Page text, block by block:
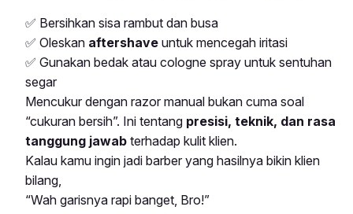
✅ Bersihkan sisa rambut dan busa
✅ Oleskan aftershave untuk mencegah iritasi
✅ Gunakan bedak atau cologne spray untuk sentuhan
segar
Mencukur dengan razor manual bukan cuma soal
“cukuran bersih”. Ini tentang presisi, teknik, dan rasa
tanggung jawab terhadap kulit klien.
Kalau kamu ingin jadi barber yang hasilnya bikin klien
bilang,
“Wah garisnya rapi banget, Bro!”